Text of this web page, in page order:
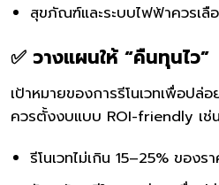
สุขภัณฑ์และระบบไฟฟ้าควรเลื
✅ วางแผนให้ “คืนทุนไว”
เป้าหมายของการรีโนเวทเพื่อปล่
ควรตั้งงบแบบ ROI-friendly เช่น
รีโนเวทไม่เกิน 15–25% ของร